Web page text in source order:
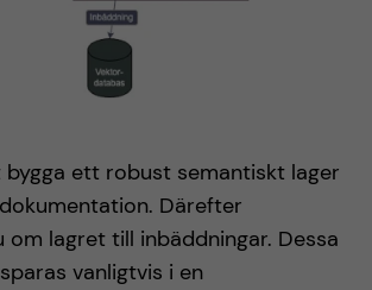
ett robust semantiskt lager
Därefter
lagret till inbäddningar. Dessa
vanligtvis i en